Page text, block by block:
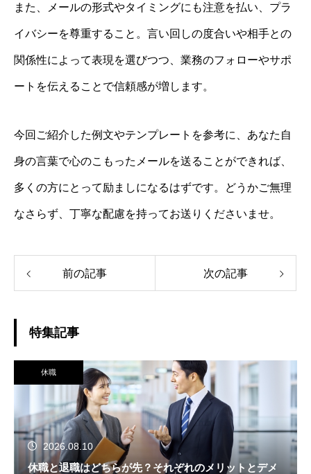
また、メールの形式やタイミングにも注意を払い、プラ
イバシーを尊重すること。言い回しの度合いや相手との
関係性によって表現を選びつつ、業務のフォローやサポ
ートを伝えることで信頼感が増します。
今回ご紹介した例文やテンプレートを参考に、あなた自
身の言葉で心のこもったメールを送ることができれば、
多くの方にとって励ましになるはずです。どうかご無理
なさらず、丁寧な配慮を持ってお送りくださいませ。
前の記事 次の記事
特集記事
休職
2026.08.10
休職と退職はどちらが先？それぞれのメリットとデメ